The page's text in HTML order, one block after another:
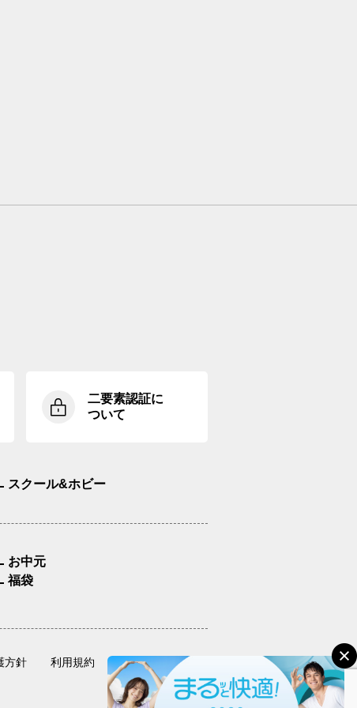
二要素認証に
ついて
スクール&ホビー
お中元
福袋
方針 利用規約 サイトマップ